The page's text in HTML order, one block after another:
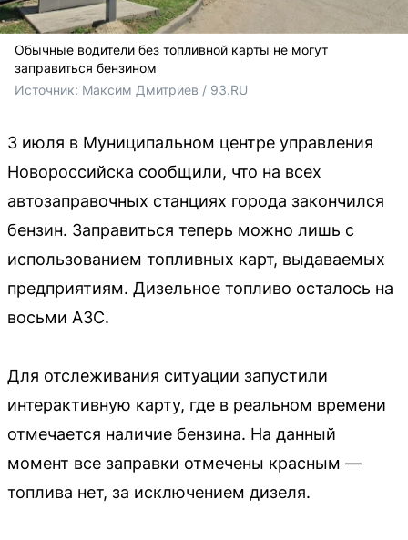
Обычные водители без топливной карты не могут
заправиться бензином
Источник: Максим Дмитриев / 93.RU
3 июля в Муниципальном центре управления
Новороссийска сообщили, что на всех
автозаправочных станциях города закончился
бензин. Заправиться теперь можно лишь с
использованием топливных карт, выдаваемых
предприятиям. Дизельное топливо осталось на
восьми АЗС.
Для отслеживания ситуации запустили
интерактивную карту, где в реальном времени
отмечается наличие бензина. На данный
момент все заправки отмечены красным —
топлива нет, за исключением дизеля.